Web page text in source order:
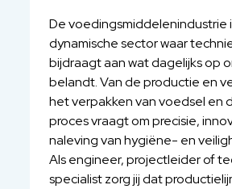
De voedingsmiddelenindustrie
dynamische sector waar
bijdraagt aan wat dagelijks op
belandt. Van de productie en
het verpakken van voedsel en
proces vraagt om precisie,
naleving van hygiëne- en
Als engineer, projectleider of
specialist zorg jij dat